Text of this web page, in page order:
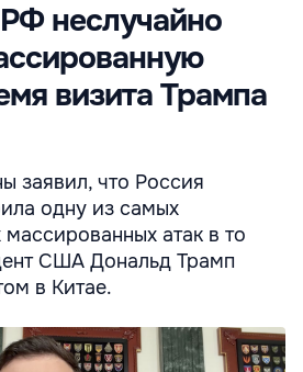
неслучайно
визита Трампа
заявил, что Россия
одну из самых
атак в то
США Дональд Трамп
в Китае.